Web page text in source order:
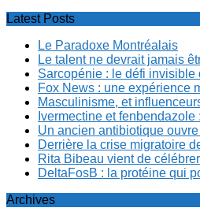
Latest Posts
Le Paradoxe Montréalais
Le talent ne devrait jamais
Sarcopénie : le défi
Fox News : une expérience
Masculinisme, et
Ivermectine et
Un ancien antibiotique
Derrière la crise migratoire
Rita Bibeau vient de
DeltaFosB : la protéine qui
Archives